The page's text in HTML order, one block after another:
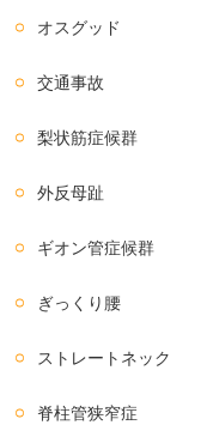
オスグッド
交通事故
梨状筋症候群
外反母趾
ギオン管症候群
ぎっくり腰
ストレートネック
脊柱管狭窄症